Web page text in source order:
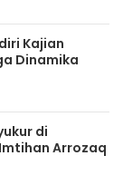
Kajian
Dinamika
di
Arrozaq